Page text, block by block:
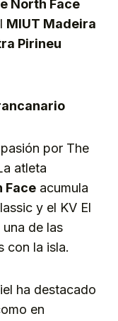
North Face
MIUT Madeira
Pirineu
por The
atleta
Face acumula
y el KV El
de las
con la isla.
ha destacado
en